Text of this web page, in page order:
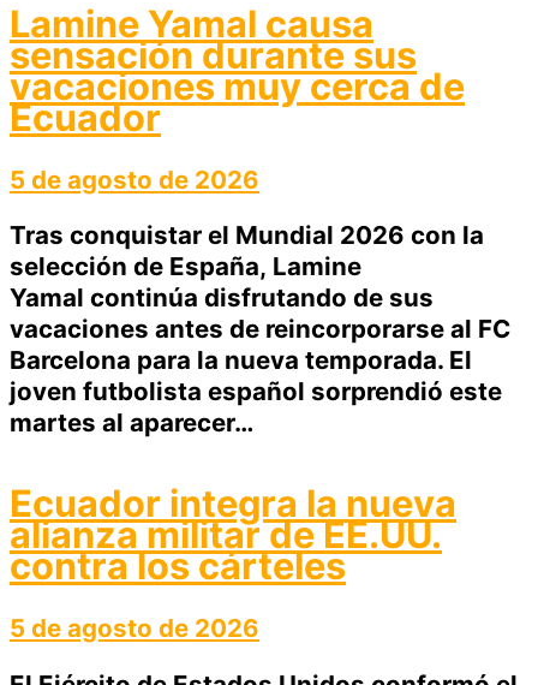
Lamine Yamal causa
sensación durante sus
vacaciones muy cerca de
Ecuador
5 de agosto de 2026
Tras conquistar el Mundial 2026 con la
selección de España, Lamine
Yamal continúa disfrutando de sus
vacaciones antes de reincorporarse al FC
Barcelona para la nueva temporada. El
joven futbolista español sorprendió este
martes al aparecer…
Ecuador integra la nueva
alianza militar de EE.UU.
contra los cárteles
5 de agosto de 2026